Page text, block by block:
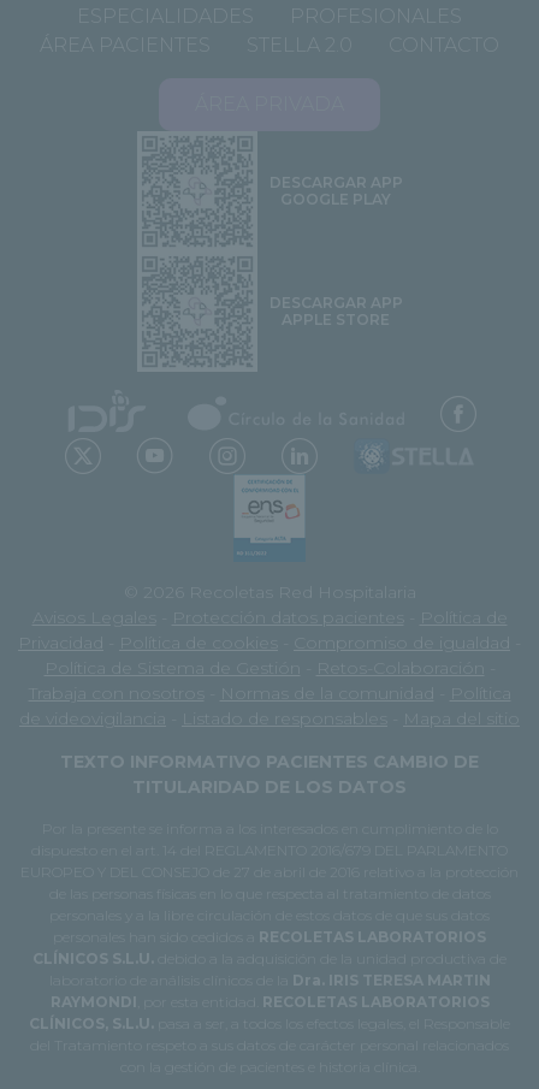
ESPECIALIDADES
PROFESIONALES
ÁREA PACIENTES
STELLA 2.0 CONTACTO
DESCARGAR APP
GOOGLE PLAY
DESCARGAR APP
APPLE STORE
© 2026 Recoletas Red Hospitalaria
Avisos Legales
Protección datos pacientes
Política de
Privacidad
Política de cookies Compromiso de igualdad
Política de Sistema de Gestión
Retos-Colaboración
Trabaja con nosotros
Normas de la comunidad
Política
de videovigilancia
Listado de responsables
Mapa del sitio
TEXTO INFORMATIVO PACIENTES CAMBIO DE
TITULARIDAD DE LOS DATOS
Por la presente se informa a los interesados en cumplimiento de lo
dispuesto en el art. 14 del REGLAMENTO 2016/679 DEL PARLAMENTO
EUROPEO Y DEL CONSEJO de 27 de abril de 2016 relativo a la protección
de las personas físicas en lo que respecta al tratamiento de datos
personales y a la libre circulación de estos datos de que sus datos
RECOLETAS LABORATORIOS
CLÍNICOS S.L.U.
debido a la adquisición de la unidad productiva de
laboratorio de análisis clínicos de la Dra. IRIS TERESA MARTIN
RAYMONDI , por esta entidad. RECOLETAS LABORATORIOS
CLÍNICOS, S.L.U.
pasa a ser, a todos los efectos legales, el Responsable
del Tratamiento respeto a sus datos de carácter personal relacionados
con la gestión de pacientes e historia clínica.